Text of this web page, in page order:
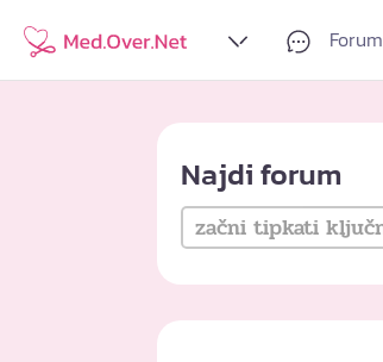
Forum
Najdi forum